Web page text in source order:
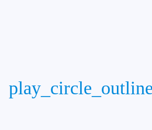
play_circle_outline